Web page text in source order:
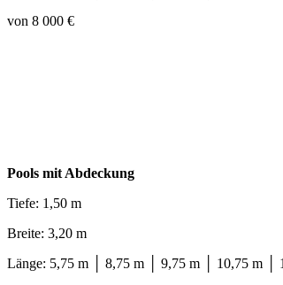
von 8 000 €
Pools mit Abdeckung
Tiefe: 1,50 m
Breite: 3,20 m
Länge: 5,75 m │ 8,75 m │ 9,75 m │ 10,75 m │